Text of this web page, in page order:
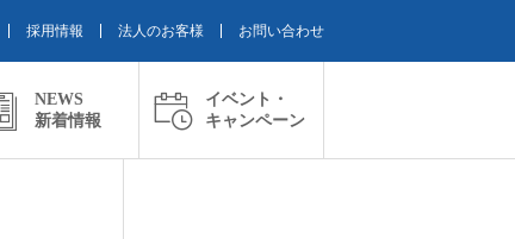
採用情報 法人のお客様 お問い合わせ
NEWS
新着情報
イベント・
キャンペーン